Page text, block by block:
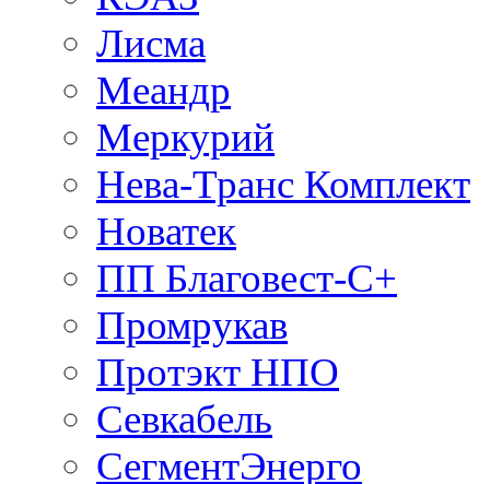
Лисма
Меандр
Меркурий
Нева-Транс Комплект
Новатек
ПП Благовест-С+
Промрукав
Протэкт НПО
Севкабель
СегментЭнерго